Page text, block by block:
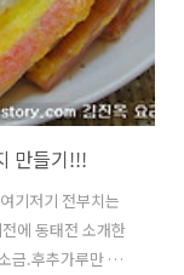
만들기!!!
기저기 전부치는
에 동태전 소개한
금.후추가루만 넣